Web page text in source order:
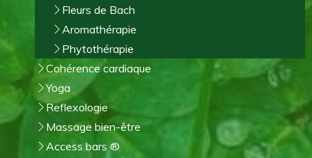
Fleurs de Bach
Aromathérapie
Phytothérapie
Cohérence cardiaque
Yoga
Reflexologie
Massage bien-être
Access bars ®